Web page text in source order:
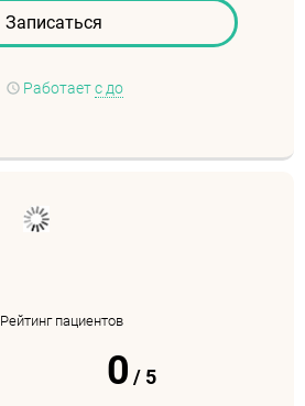
Записаться
Работает с до
Рейтинг пациентов
0 /5